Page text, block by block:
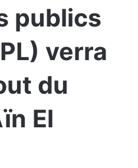
publics
verra
du
El